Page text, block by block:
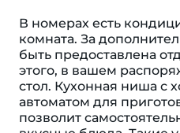
В номерах есть
комната. За
быть предоставлена
этого, в вашем
стол. Кухонная ниша с
автоматом для
позволит